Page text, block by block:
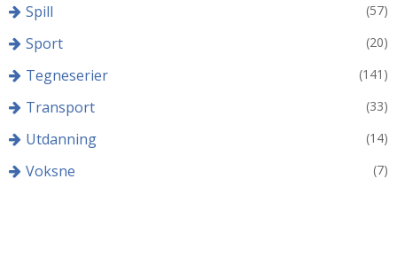
Spill (57)
Sport (20)
Tegneserier (141)
Transport (33)
Utdanning (14)
Voksne (7)